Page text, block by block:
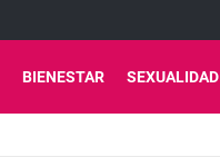
BIENESTAR SEXUALIDAD